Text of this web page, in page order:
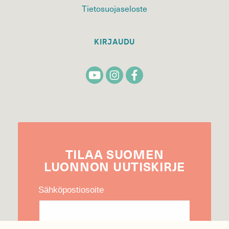
Tietosuojaseloste
KIRJAUDU
TILAA SUOMEN
LUONNON UUTIS­KIRJE
Sähköpostiosoite